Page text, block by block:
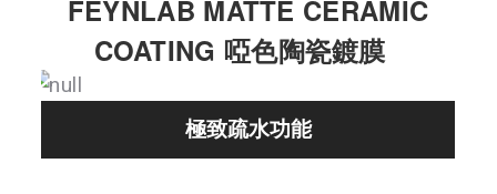
FEYNLAB MATTE CERAMIC
COATING 啞色陶瓷鍍膜
極致疏水功能